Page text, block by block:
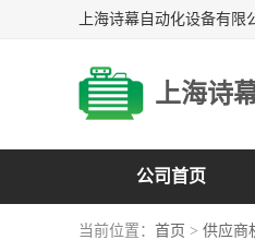
上海诗
公司首页
当前位置： 首页 > 供应商